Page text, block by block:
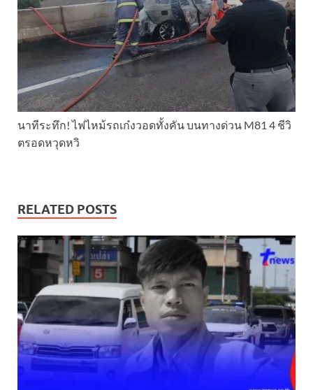
นาทีระทึก! ไฟไหม้รถเก๋งวอดทั้งคัน บนทางด่วน M81 4 ชีวิ
ตรอดหวุดหวิ
RELATED POSTS